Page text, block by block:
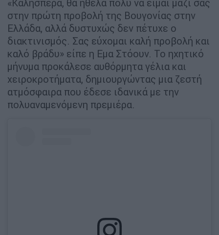
«Καλησπέρα, θα ήθελα πολύ να είμαι μαζί σας
στην πρώτη προβολή της Βουγονίας στην
Ελλάδα, αλλά δυστυχώς δεν πέτυχε ο
διακτινισμός. Σας εύχομαι καλή προβολή και
καλό βράδυ» είπε η Εμα Στόουν. Το ηχητικό
μήνυμα προκάλεσε αυθόρμητα γέλια και
χειροκροτήματα, δημιουργώντας μια ζεστή
ατμόσφαιρα που έδεσε ιδανικά με την
πολυαναμενόμενη πρεμιέρα.